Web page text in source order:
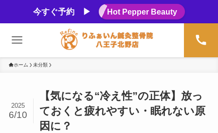
今すぐ予約 ▶ Hot Pepper Beauty
ホーム 未分類
【気になる“冷え性”の正体】放っ
ておくと疲れやすい・眠れない原
因に？
2025
6/10